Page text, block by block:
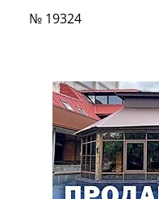
№ 19324